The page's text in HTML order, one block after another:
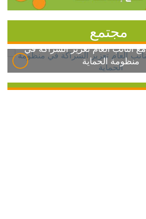
مجتمع
النائب العام تعزيز الشراكة في
منظومة الحماية